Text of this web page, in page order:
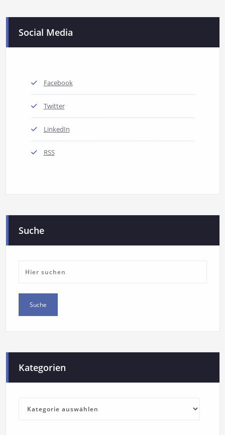
Social Media
Facebook
Twitter
LinkedIn
RSS
Suche
Kategorien